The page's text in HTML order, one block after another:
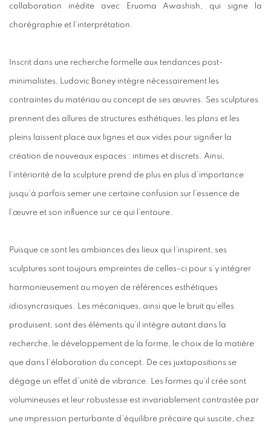
collaboration inédite avec Eruoma Awashish, qui signe la
chorégraphie et l’interprétation.
Inscrit dans une recherche formelle aux tendances post-
minimalistes, Ludovic Boney intègre nécessairement les
contraintes du matériau au concept de ses œuvres. Ses sculptures
prennent des allures de structures esthétiques, les plans et les
pleins laissent place aux lignes et aux vides pour signifier la
création de nouveaux espaces : intimes et discrets. Ainsi,
l’intériorité de la sculpture prend de plus en plus d’importance
jusqu’à parfois semer une certaine confusion sur l’essence de
l’œuvre et son influence sur ce qui l’entoure.
Puisque ce sont les ambiances des lieux qui l’inspirent, ses
sculptures sont toujours empreintes de celles-ci pour s’y intégrer
harmonieusement au moyen de références esthétiques
idiosyncrasiques. Les mécaniques, ainsi que le bruit qu’elles
produisent, sont des éléments qu’il intègre autant dans la
recherche, le développement de la forme, le choix de la matière
que dans l’élaboration du concept. De ces juxtapositions se
dégage un effet d’unité de vibrance. Les formes qu’il crée sont
volumineuses et leur robustesse est invariablement contrastée par
une impression perturbante d’équilibre précaire qui suscite, chez